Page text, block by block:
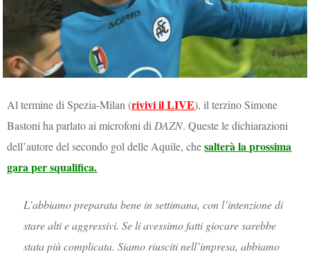
Al termine di Spezia-Milan (rivivi il LIVE), il terzino Simone
Bastoni ha parlato ai microfoni di DAZN. Queste le dichiarazioni
dell’autore del secondo gol delle Aquile, chesalterà la prossima
gara per squalifica.
L’abbiamo preparata bene in settimana, con l’intenzione di
stare alti e aggressivi. Se li avessimo fatti giocare sarebbe
stata più complicata. Siamo riusciti nell’impresa, abbiamo